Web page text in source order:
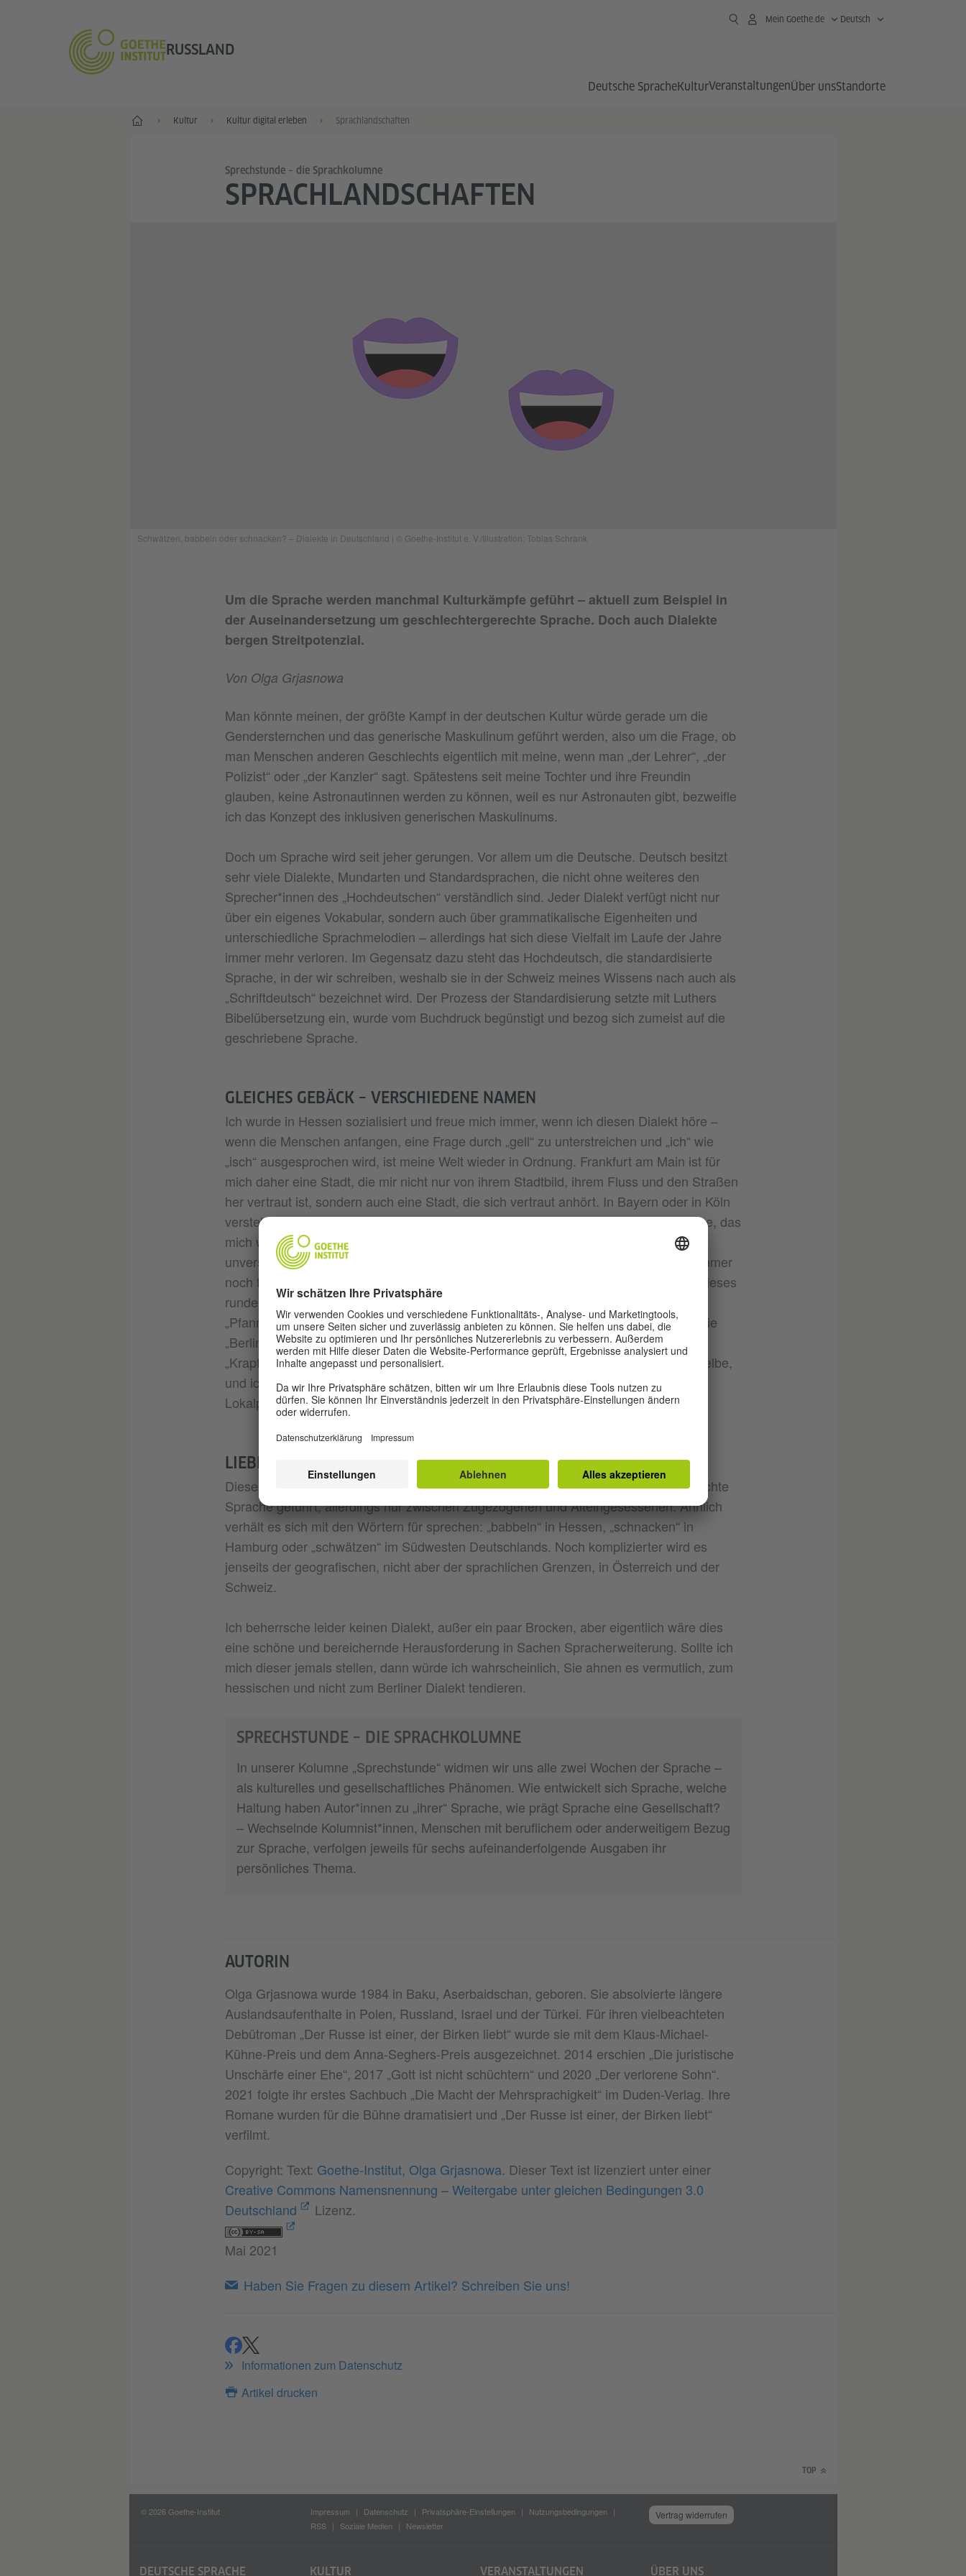
RUSSLAND
Mein Goethe.de Deutsch
Deutsche SpracheKulturVeranstaltungenÜber unsStandorte
Start Kultur Kultur digital erleben Sprachlandschaften
Sprechstunde – die Sprachkolumne
SPRACHLANDSCHAFTEN
Schwätzen, babbeln oder schnacken? – Dialekte in Deutschland | © Goethe-Institut e. V./Illustration: Tobias Schrank
Um die Sprache werden manchmal Kulturkämpfe geführt – aktuell zum Beispiel in
der Auseinandersetzung um geschlechtergerechte Sprache. Doch auch Dialekte
bergen Streitpotenzial.
Von Olga Grjasnowa
Man könnte meinen, der größte Kampf in der deutschen Kultur würde gerade um die
Gendersternchen und das generische Maskulinum geführt werden, also um die Frage, ob
man Menschen anderen Geschlechts eigentlich mit meine, wenn man „der Lehrer“, „der
Polizist“ oder „der Kanzler“ sagt. Spätestens seit meine Tochter und ihre Freundin
glauben, keine Astronautinnen werden zu können, weil es nur Astronauten gibt, bezweifle
ich das Konzept des inklusiven generischen Maskulinums.
Doch um Sprache wird seit jeher gerungen. Vor allem um die Deutsche. Deutsch besitzt
sehr viele Dialekte, Mundarten und Standardsprachen, die nicht ohne weiteres den
Sprecher*innen des „Hochdeutschen“ verständlich sind. Jeder Dialekt verfügt nicht nur
über ein eigenes Vokabular, sondern auch über grammatikalische Eigenheiten und
unterschiedliche Sprachmelodien – allerdings hat sich diese Vielfalt im Laufe der Jahre
immer mehr verloren. Im Gegensatz dazu steht das Hochdeutsch, die standardisierte
Sprache, in der wir schreiben, weshalb sie in der Schweiz meines Wissens nach auch als
„Schriftdeutsch“ bezeichnet wird. Der Prozess der Standardisierung setzte mit Luthers
Bibelübersetzung ein, wurde vom Buchdruck begünstigt und bezog sich zumeist auf die
geschriebene Sprache.
GLEICHES GEBÄCK – VERSCHIEDENE NAMEN
Ich wurde in Hessen sozialisiert und freue mich immer, wenn ich diesen Dialekt höre –
wenn die Menschen anfangen, eine Frage durch „gell“ zu unterstreichen und „ich“ wie
„isch“ ausgesprochen wird, ist meine Welt wieder in Ordnung. Frankfurt am Main ist für
mich daher eine Stadt, die mir nicht nur von ihrem Stadtbild, ihrem Fluss und den Straßen
her vertraut ist, sondern auch eine Stadt, die sich vertraut anhört. In Bayern oder in Köln
verstehe ich dagegen oft kaum etwas, wenn Leute Dialekt sprechen. Das Sächsische, das
mich während meines Studiums in Leipzig umgab, ist für mich nach wie vor
unverständlich. Selbst das Berlinerische ist mir nach einem Jahrzehnt in der Stadt immer
noch fremd. Vielleicht liegt es daran, dass hier die „Kreppel“ oder auch „Berliner“ – dieses
runde Gebäck, das mit Marmelade gefüllt und mit Puderzucker bestäubt ist – als
„Pfannkuchen“ und „Pfannkuchen“ wiederum als „Eierkuchen“ bezeichnet werden. Die
„Berliner“ können uns übrigens in anderen Regionen Deutschlands auch noch als
„Krapfen“, „Kreppel“ und „Puffel“ begegnen. Sämtliche Bezeichnungen meinen dasselbe,
und ich muss ganz ehrlich zugeben, dass ich in dieser Sache zu einem gewissen
Lokalpatriotismus neige. Berliner sind Berliner, maximal sind sie Kreppel.
LIEBLINGSDIALEKT
Diese Auseinandersetzung wird übrigens noch erbitterter als die um die gendergerechte
Sprache geführt, allerdings nur zwischen Zugezogenen und Alteingesessenen. Ähnlich
verhält es sich mit den Wörtern für sprechen: „babbeln“ in Hessen, „schnacken“ in
Hamburg oder „schwätzen“ im Südwesten Deutschlands. Noch komplizierter wird es
jenseits der geografischen, nicht aber der sprachlichen Grenzen, in Österreich und der
Schweiz.
Ich beherrsche leider keinen Dialekt, außer ein paar Brocken, aber eigentlich wäre dies
eine schöne und bereichernde Herausforderung in Sachen Spracherweiterung. Sollte ich
mich dieser jemals stellen, dann würde ich wahrscheinlich, Sie ahnen es vermutlich, zum
hessischen und nicht zum Berliner Dialekt tendieren.
SPRECHSTUNDE – DIE SPRACHKOLUMNE
In unserer Kolumne „Sprechstunde“ widmen wir uns alle zwei Wochen der Sprache –
als kulturelles und gesellschaftliches Phänomen. Wie entwickelt sich Sprache, welche
Haltung haben Autor*innen zu „ihrer“ Sprache, wie prägt Sprache eine Gesellschaft?
– Wechselnde Kolumnist*innen, Menschen mit beruflichem oder anderweitigem Bezug
zur Sprache, verfolgen jeweils für sechs aufeinanderfolgende Ausgaben ihr
persönliches Thema.
AUTORIN
Olga Grjasnowa wurde 1984 in Baku, Aserbaidschan, geboren. Sie absolvierte längere
Auslandsaufenthalte in Polen, Russland, Israel und der Türkei. Für ihren vielbeachteten
Debütroman „Der Russe ist einer, der Birken liebt“ wurde sie mit dem Klaus-Michael-
Kühne-Preis und dem Anna-Seghers-Preis ausgezeichnet. 2014 erschien „Die juristische
Unschärfe einer Ehe“, 2017 „Gott ist nicht schüchtern“ und 2020 „Der verlorene Sohn“.
2021 folgte ihr erstes Sachbuch „Die Macht der Mehrsprachigkeit“ im Duden-Verlag. Ihre
Romane wurden für die Bühne dramatisiert und „Der Russe ist einer, der Birken liebt“
verfilmt.
Copyright: Text: Goethe-Institut, Olga Grjasnowa. Dieser Text ist lizenziert unter einer
Creative Commons Namensnennung – Weitergabe unter gleichen Bedingungen 3.0
Deutschland
Lizenz.
Mai 2021
Haben Sie Fragen zu diesem Artikel? Schreiben Sie uns!
teilenteilen
Informationen zum Datenschutz
Artikel drucken
TOP
© 2026 Goethe-Institut Impressum Datenschutz Privatsphäre-Einstellungen
Nutzungsbedingungen
RSS
Soziale Medien Newsletter
Vertrag widerrufen
DEUTSCHE SPRACHE KULTUR VERANSTALTUNGEN ÜBER UNS